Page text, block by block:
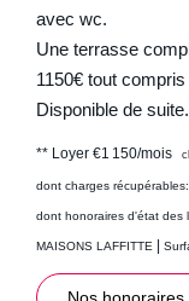
avec wc.
Une terrasse
1150€ tout
Disponible de suite.
** Loyer €1 150/mois
dont charges
dont honoraires d'état des
MAISONS LAFFITTE |
Nos honoraires